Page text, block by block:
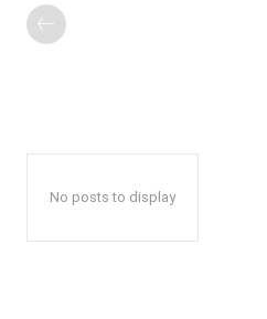
No posts to display